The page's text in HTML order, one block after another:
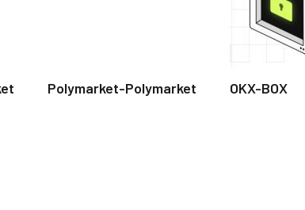
Polymarket-Polymarket OKX-BOX